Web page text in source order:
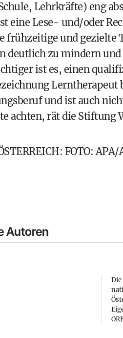
Lehrkräfte) eng
eine Lese- und/oder
frühzeitige und gezielte
deutlich zu mindern
ist es, einen
und ist auch
achten, rät die Stiftung
FOTO:
Autoren
Die